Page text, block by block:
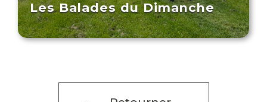
Les Balades du Dimanche